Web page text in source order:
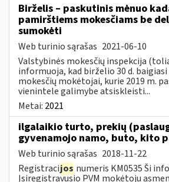
Birželis – paskutinis mėnuo
pamirštiems mokesčiams be
sumokėti
Web turinio sąrašas 2021-06-10
Valstybinės mokesčių inspekcija
informuoja, kad birželio 30 d.
mokesčių mokėtojai, kurie 2019 m.
vienintele galimybe atsiskleisti...
Metai: 2021
ilgalaikio turto, prekių
gyvenamojo namo, buto, kito
Web turinio sąrašas 2018-11-22
Registracijos numeris KM0535 Ši
Įsiregistravusio PVM mokėtoju